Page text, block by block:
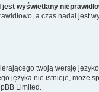
wyświetlany
a czas nadal jest
twoją wersję
języka nie istnieje, może
Limited.